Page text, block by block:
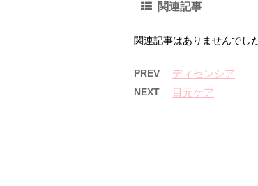
関連記事
関連記事はありませんでし
PREV ディセンシア
NEXT 目元ケア